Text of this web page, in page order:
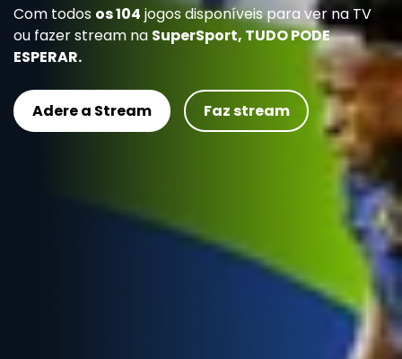
Com todos os 104 jogos disponíveis para ver na TV
ou fazer stream na SuperSport, TUDO PODE
ESPERAR.
Adere a Stream Faz stream